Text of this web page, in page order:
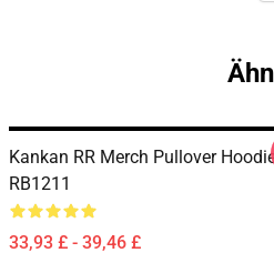
Kankan RR Merch Pullover Hoodie
RB1211
33,93 £ - 39,46 £